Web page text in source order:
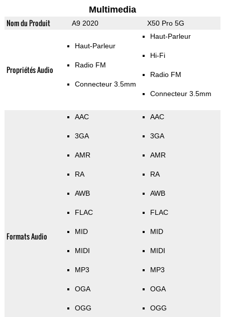
Multimedia
Nom du Produit A9 2020 X50 Pro 5G
Propriétés Audio
Haut-Parleur
Radio FM
Connecteur 3.5mm
Haut-Parleur
Hi-Fi
Radio FM
Connecteur 3.5mm
Formats Audio
AAC
3GA
AMR
RA
AWB
FLAC
MID
MIDI
MP3
OGA
OGG
AAC
3GA
AMR
RA
AWB
FLAC
MID
MIDI
MP3
OGA
OGG